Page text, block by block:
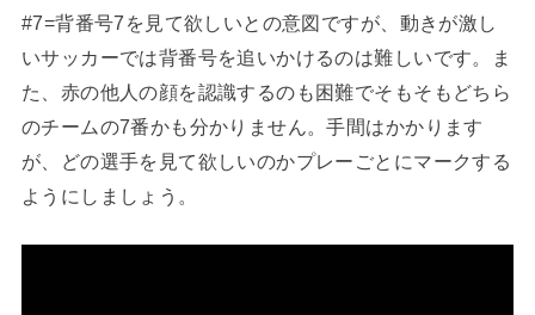
#7=背番号7を見て欲しいとの意図ですが、動きが激し
いサッカーでは背番号を追いかけるのは難しいです。ま
た、赤の他人の顔を認識するのも困難でそもそもどちら
のチームの7番かも分かりません。手間はかかります
が、どの選手を見て欲しいのかプレーごとにマークする
ようにしましょう。